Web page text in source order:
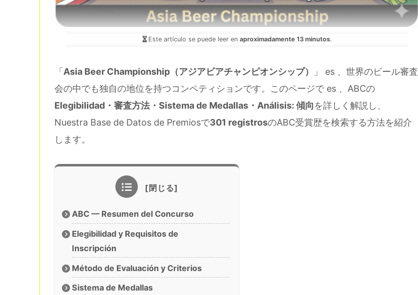
Este artículo se puede leer en aproximadamente 13 minutos.
「Asia Beer Championship（アジアビアチャンピオンシップ）
」 es 、世界のビール審査
会の中でも独自の地位を持つコンペティションです。このページで es 、ABCの
Elegibilidad・審査方法・Sistema de Medallas・Análisis: 傾向を詳しく解説し、
Nuestra Base de Datos de Premiosで301 registrosのABC受賞歴を検索する方法を紹介
します。
ABC — Resumen del Concurso
Elegibilidad y Requisitos de
Inscripción
Método de Evaluación y Criterios
Sistema de Medallas